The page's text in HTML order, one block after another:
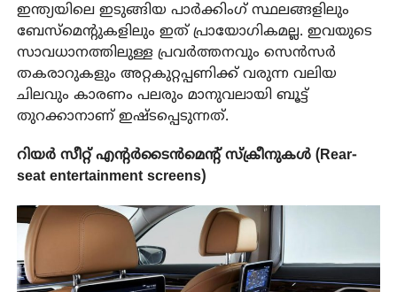
ഇന്ത്യയിലെ ഇടുങ്ങിയ പാർക്കിംഗ് സ്ഥലങ്ങളിലും
ബേസ്മെന്റുകളിലും ഇത് പ്രായോഗികമല്ല. ഇവയുടെ
സാവധാനത്തിലുള്ള പ്രവർത്തനവും സെൻസർ
തകരാറുകളും അറ്റകുറ്റപ്പണിക്ക് വരുന്ന വലിയ
ചിലവും കാരണം പലരും മാനുവലായി ബൂട്ട്
തുറക്കാനാണ് ഇഷ്ടപ്പെടുന്നത്.
റിയർ സീറ്റ് എന്റർടൈൻമെന്റ് സ്ക്രീനുകൾ (Rear-
seat entertainment screens)